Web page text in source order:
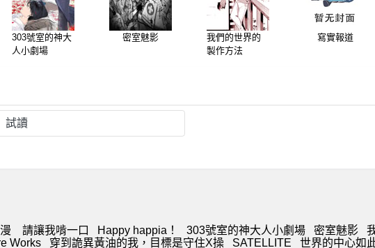
303號室的神大
人小劇場
密室魅影
我們的世界的
製作方法
寫實報道
試讀
請讓我啃一口 Happy happia！ 303號室的神大人小劇場 密室魅影
Works
穿到詭異黃油的我，目標是守住X操 SATELLITE 世界的中心如